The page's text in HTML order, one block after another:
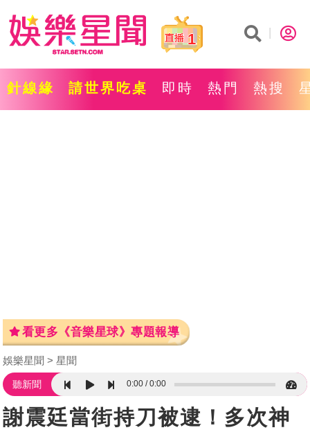
1
針線緣 請世界吃桌 即時 熱門 熱搜
看更多《音樂星球》專題報導
娛樂星聞 星聞
聽新聞 0:00 0:00
謝震廷當街持刀被逮！多次神